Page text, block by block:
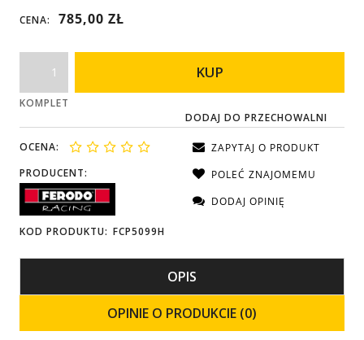
CENA: 785,00 ZŁ
KOMPLET
KUP
DODAJ DO PRZECHOWALNI
OCENA:
PRODUCENT:
KOD PRODUKTU: FCP5099H
ZAPYTAJ O PRODUKT
POLEĆ ZNAJOMEMU
DODAJ OPINIĘ
OPIS
OPINIE O PRODUKCIE (0)